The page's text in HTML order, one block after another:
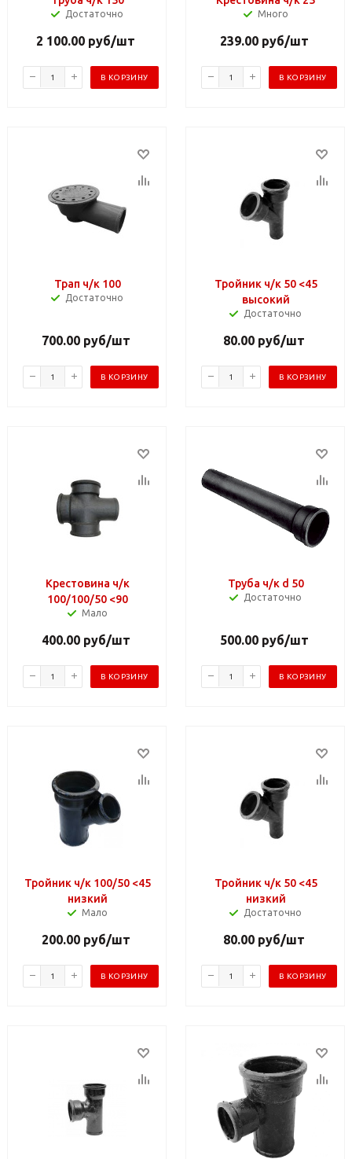
Достаточно
2 100.00 руб/шт
В КОРЗИНУ
Много
239.00руб/шт
В КОРЗИНУ
Трап ч/к 100
Достаточно
700.00руб/шт
В КОРЗИНУ
Тройник ч/к 50 <45
высокий
Достаточно
80.00 руб/шт
В КОРЗИНУ
Крестовина ч/к
100/100/50 <90
Мало
400.00руб/шт
В КОРЗИНУ
Труба ч/к d 50
Достаточно
500.00руб/шт
В КОРЗИНУ
Тройник ч/к 100/50 <45
низкий
Мало
200.00руб/шт
В КОРЗИНУ
Тройник ч/к 50 <45
низкий
Достаточно
80.00 руб/шт
В КОРЗИНУ